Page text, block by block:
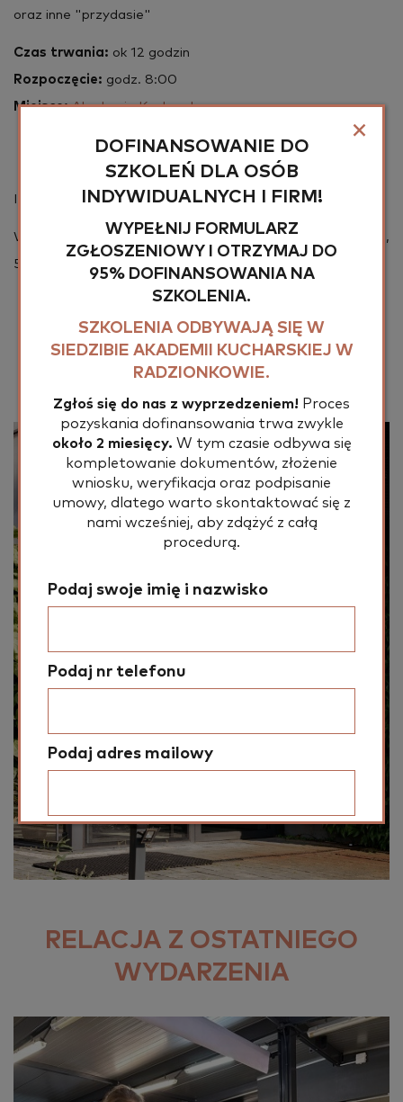
oraz inne "przy­da­sie"
Czas trwa­nia: ok 12 go­dzin
Roz­po­czę­cie: godz. 8:00
Miej­sce: Aka­de­mia Ku­char­ska
Ilość miejsc ogra­ni­czo­na !
W razie pytań pro­si­my o kon­takt pod nr tel. 517 081 966 ,
507 845 601
JAK OTRZYMAĆ
DOFINANSOWANIE
RELACJA Z OSTATNIEGO
WYDARZENIA
×
DOFINANSOWANIE DO
SZKOLEŃ DLA OSÓB
INDYWIDUALNYCH I FIRM!
WYPEŁNIJ FORMULARZ
ZGŁOSZENIOWY I OTRZYMAJ DO
95% DOFINANSOWANIA NA
SZKOLENIA.
SZKOLENIA ODBYWAJĄ SIĘ W
SIEDZIBIE AKADEMII KUCHARSKIEJ W
RADZIONKOWIE.
Zgłoś się do nas z wyprzedzeniem! Proces
pozyskania dofinansowania trwa zwykle
około 2 miesięcy. W tym czasie odbywa się
kompletowanie dokumentów, złożenie
wniosku, weryfikacja oraz podpisanie
umowy, dlatego warto skontaktować się z
nami wcześniej, aby zdążyć z całą
procedurą.
Podaj swoje imię i nazwisko
Podaj nr telefonu
Podaj adres mailowy
Podaj miejscowość zamieszkania
Wybierz województwo zamieszkania